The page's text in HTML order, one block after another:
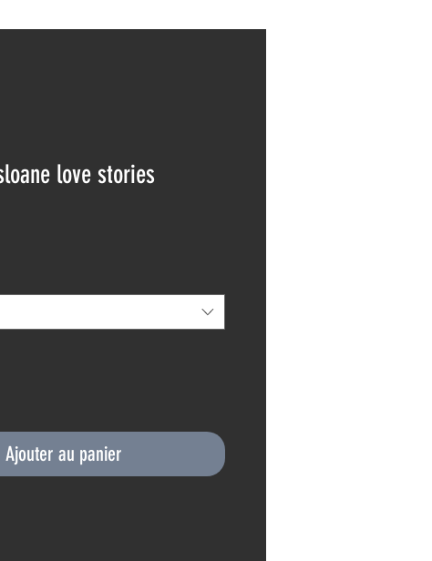
love stories
Ajouter au panier